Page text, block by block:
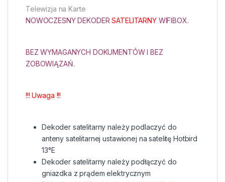
Telewizja na Karte
NOWOCZESNY DEKODERSATELITARNYWIFIBOX.
BEZ WYMAGANYCH DOKUMENTÓW I BEZ
ZOBOWIĄZAŃ.
!!! Uwaga !!!
Dekoder satelitarny należy podlaczyć do
anteny satelitarnej ustawionej na satelitę Hotbird
13°E
Dekoder satelitarny należy podłączyć do
gniazdka z prądem elektrycznym